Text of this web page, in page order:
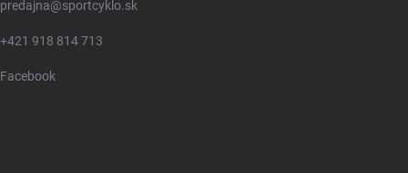
predajna@sportcyklo.sk
+421 918 814 713
Facebook